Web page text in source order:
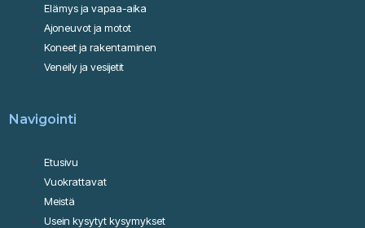
Elämys ja vapaa-aika
Ajoneuvot ja motot
Koneet ja rakentaminen
Veneily ja vesijetit
Navigointi
Etusivu
Vuokrattavat
Meistä
Usein kysytyt kysymykset